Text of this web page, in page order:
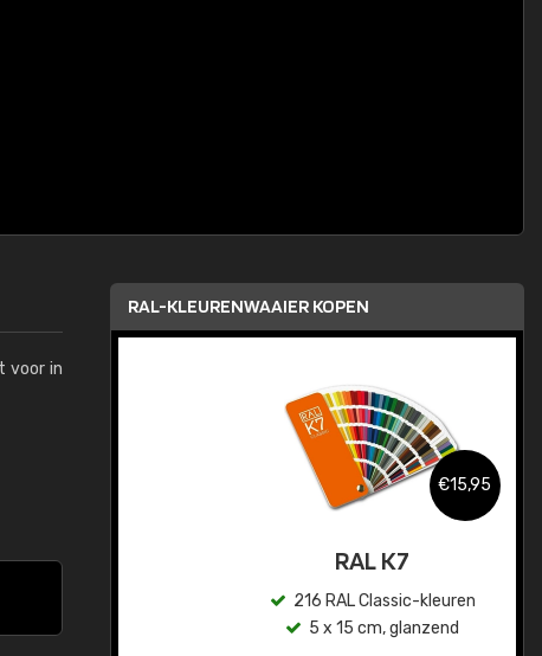
voor in
RAL-KLEURENWAAIER KOPEN
€15,95
RAL K7
216 RAL Classic-kleuren
5 x 15 cm, glanzend